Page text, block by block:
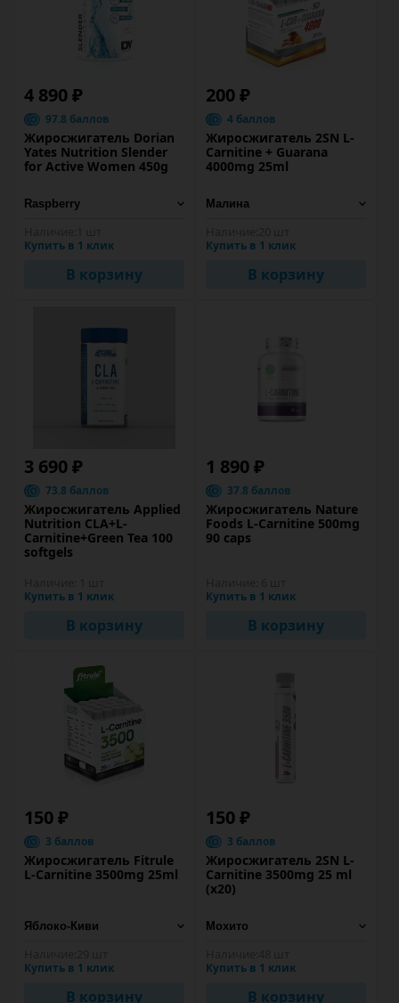
4 890 ₽
97.8 баллов
Жиросжигатель Dorian
Yates Nutrition Slender
for Active Women 450g
Купить в 1 клик
В корзину
200 ₽
4 баллов
Жиросжигатель 2SN L-
Carnitine + Guarana
4000mg 25ml
Купить в 1 клик
В корзину
3 690 ₽
73.8 баллов
Жиросжигатель Applied
Nutrition CLA+L-
Carnitine+Green Tea 100
softgels
Купить в 1 клик
В корзину
1 890 ₽
37.8 баллов
Жиросжигатель Nature
Foods L-Carnitine 500mg
90 caps
Купить в 1 клик
В корзину
150 ₽
3 баллов
Жиросжигатель Fitrule
L-Carnitine 3500mg 25ml
Купить в 1 клик
В корзину
150 ₽
3 баллов
Жиросжигатель 2SN L-
Carnitine 3500mg 25 ml
(х20)
Купить в 1 клик
В корзину